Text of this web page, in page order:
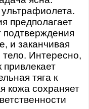
предполагает
подтверждения
и заканчивая
Интересно,
привлекает
тяга к
кожа сохраняет